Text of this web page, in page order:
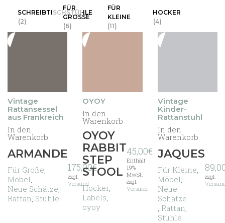
SCHREIBTISCHSTÜHLE
(2)
FÜR
GROSSE
(6)
FÜR
KLEINE
(11)
HOCKER
(4)
Vintage
Rattansessel
aus Frankreich
In den
Warenkorb
ARMANDE
Für Große
Möbel
Neue Schätze
Rattan Stühle
175,00€
zzgl.
Versand
OYOY
In den
Warenkorb
OYOY
RABBIT
STEP
STOOL
Hocker
Labels
oyoy
45,00€
Enthält
19%
MwSt.
zzgl.
Versand
Vintage
Kinder-
Rattanstuhl
In den
Warenkorb
JAQUES
Für Kleine
Möbel
Neue
Schätze
Rattan
Stühle
zzgl.